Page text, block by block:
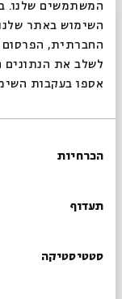
המשתמשים שלנו.
השימוש באתר
החברתית, הפרסום
לשלב את
אספו בעקבות
הסכמה
הכרחיות
תעדוף
סטטיסטיקה
סגור